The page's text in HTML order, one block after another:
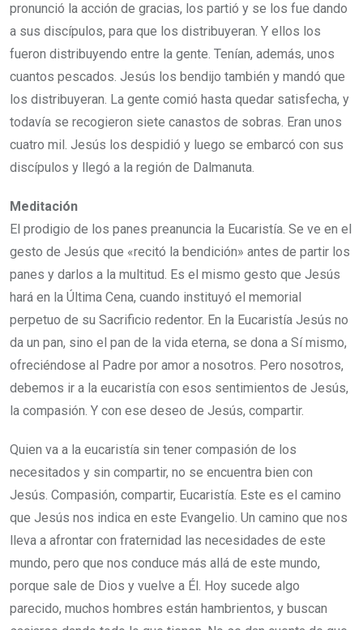
pronunció la acción de gracias, los partió y se los fue dando
a sus discípulos, para que los distribuyeran. Y ellos los
fueron distribuyendo entre la gente. Tenían, además, unos
cuantos pescados. Jesús los bendijo también y mandó que
los distribuyeran. La gente comió hasta quedar satisfecha, y
todavía se recogieron siete canastos de sobras. Eran unos
cuatro mil. Jesús los despidió y luego se embarcó con sus
discípulos y llegó a la región de Dalmanuta.
Meditación
El prodigio de los panes preanuncia la Eucaristía. Se ve en el
gesto de Jesús que «recitó la bendición» antes de partir los
panes y darlos a la multitud. Es el mismo gesto que Jesús
hará en la Última Cena, cuando instituyó el memorial
perpetuo de su Sacrificio redentor. En la Eucaristía Jesús no
da un pan, sino el pan de la vida eterna, se dona a Sí mismo,
ofreciéndose al Padre por amor a nosotros. Pero nosotros,
debemos ir a la eucaristía con esos sentimientos de Jesús,
la compasión. Y con ese deseo de Jesús, compartir.
Quien va a la eucaristía sin tener compasión de los
necesitados y sin compartir, no se encuentra bien con
Jesús. Compasión, compartir, Eucaristía. Este es el camino
que Jesús nos indica en este Evangelio. Un camino que nos
lleva a afrontar con fraternidad las necesidades de este
mundo, pero que nos conduce más allá de este mundo,
porque sale de Dios y vuelve a Él. Hoy sucede algo
parecido, muchos hombres están hambrientos, y buscan